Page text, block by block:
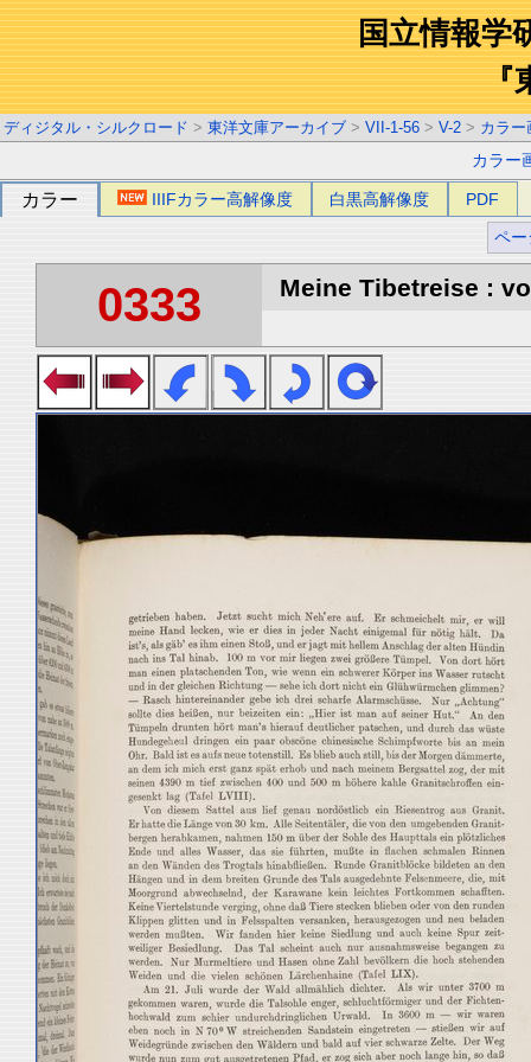
国立情報学
『
ディジタル・シルクロード > 東洋文庫アーカイブ > VII-1-56 > V-2 > カラー
カラー
カラー IIIFカラー高解像度 白黒高解像度 PDF
ペー
0333 Meine Tibetreise :